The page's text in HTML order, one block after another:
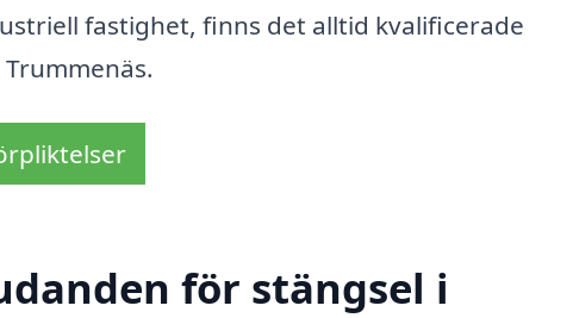
fastighet, finns det alltid kvalificerade
för stängsel i